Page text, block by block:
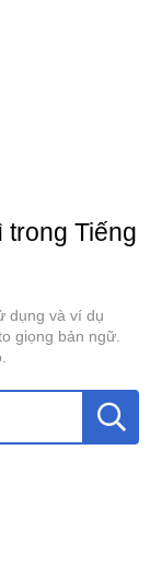
trong Tiếng
dụng và ví dụ
giọng bản ngữ.